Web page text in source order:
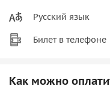
Русский язык
Билет в телефоне
Как можно